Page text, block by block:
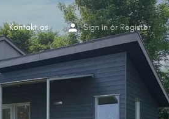
Kontakt os Sign in or Register